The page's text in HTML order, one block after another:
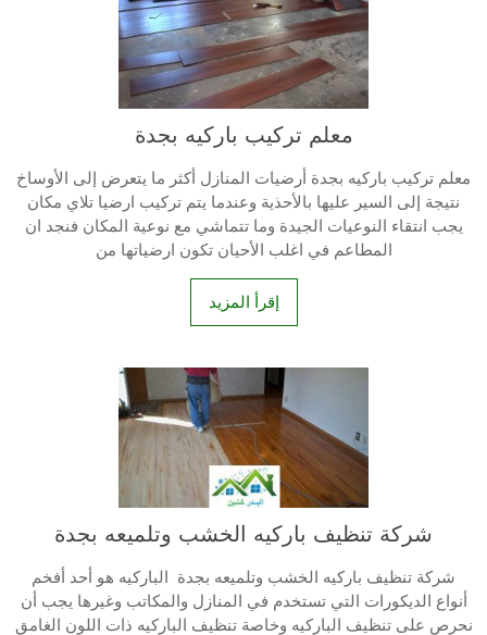
معلم تركيب باركيه بجدة
معلم تركيب باركيه بجدة أرضيات المنازل أكثر ما يتعرض إلى الأوساخ
نتيجة إلى السير عليها بالأحذية وعندما يتم تركيب ارضيا تلاي مكان
يجب انتقاء النوعيات الجيدة وما تتماشي مع نوعية المكان فنجد ان
المطاعم في اغلب الأحيان تكون ارضياتها من
إقرأ المزيد
شركة تنظيف باركيه الخشب وتلميعه بجدة
شركة تنظيف باركيه الخشب وتلميعه بجدة الباركيه هو أحد أفخم
أنواع الديكورات التي تستخدم في المنازل والمكاتب وغيرها يجب أن
نحرص على تنظيف الباركيه وخاصة تنظيف الباركيه ذات اللون الغامق